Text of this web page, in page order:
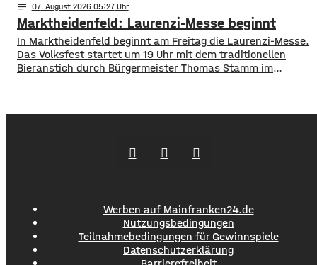
finden deshalb am Wochenende wieder Kontrollflüge statt.
Die Flugzeuge halten dabei Ausschau nach möglichen
Brandherden. ​Die Situation bleibt angespannt: Nicht nur
in den Wäldern, sondern
notes 07. August 2026 05:27
Marktheidenfeld: Laurenzi-Messe beginnt
In Marktheidenfeld beginnt am Freitag die Laurenzi-Messe.
Das Volksfest startet um 19 Uhr mit dem traditionellen
Bieranstich durch Bürgermeister Thomas Stamm im
Werben auf Mainfranken24.de
Nutzungsbedingungen
Teilnahmebedingungen für Gewinnspiele
Datenschutzerklärung